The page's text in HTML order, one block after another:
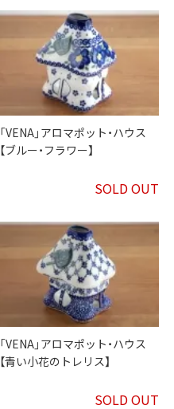
「VENA」アロマポット・ハウス
【ブルー・フラワー】
SOLD OUT
「VENA」アロマポット・ハウス
【青い小花のトレリス】
SOLD OUT